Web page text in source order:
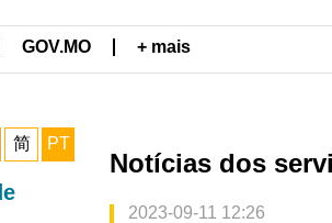
GOV.MO + mais
简 PT
Notícias dos
2023-09-11 12:26